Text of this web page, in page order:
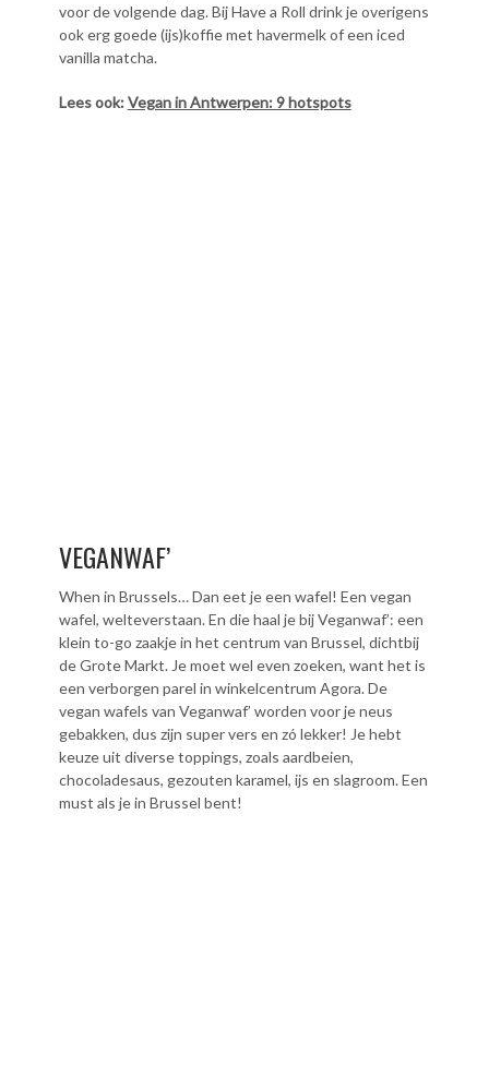
voor de volgende dag. Bij Have a Roll drink je overigens
ook erg goede (ijs)koffie met havermelk of een iced
vanilla matcha.
Lees ook:Vegan in Antwerpen: 9 hotspots
VEGANWAF’
When in Brussels… Dan eet je een wafel! Een vegan
wafel, welteverstaan. En die haal je bij Veganwaf’: een
klein to-go zaakje in het centrum van Brussel, dichtbij
de Grote Markt. Je moet wel even zoeken, want het is
een verborgen parel in winkelcentrum Agora. De
vegan wafels van Veganwaf’ worden voor je neus
gebakken, dus zijn super vers en zó lekker! Je hebt
keuze uit diverse toppings, zoals aardbeien,
chocoladesaus, gezouten karamel, ijs en slagroom. Een
must als je in Brussel bent!